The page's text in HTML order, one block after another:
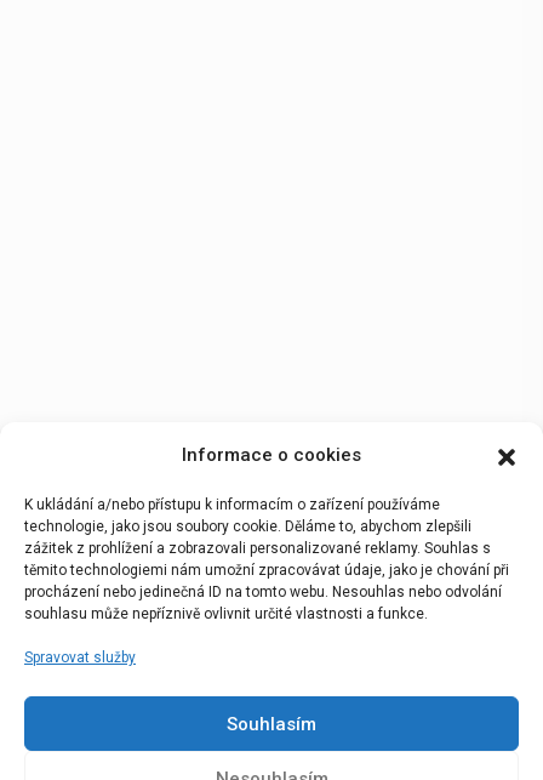
Informace o cookies
K ukládání a/nebo přístupu k informacím o zařízení používáme
technologie, jako jsou soubory cookie. Děláme to, abychom zlepšili
zážitek z prohlížení a zobrazovali personalizované reklamy. Souhlas s
těmito technologiemi nám umožní zpracovávat údaje, jako je chování při
procházení nebo jedinečná ID na tomto webu. Nesouhlas nebo odvolání
souhlasu může nepříznivě ovlivnit určité vlastnosti a funkce.
Spravovat služby
Souhlasím